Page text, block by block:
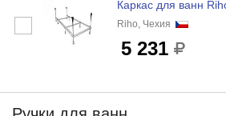
Каркас для ванн
Riho, Чехия
5 231